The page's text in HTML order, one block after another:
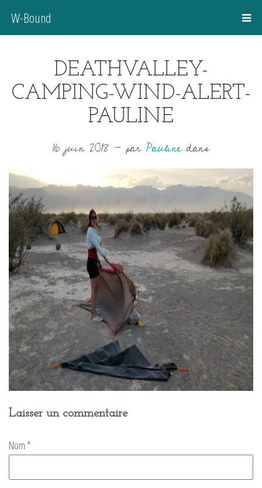
W-Bound
DEATHVALLEY-
CAMPING-WIND-ALERT-
PAULINE
16 juin 2018 -parPaulinedans
Laisser un commentaire
Nom *